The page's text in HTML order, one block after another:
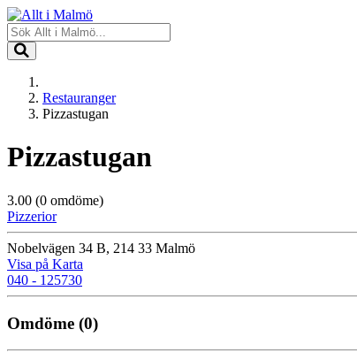
Restauranger
Pizzastugan
Pizzastugan
3.00 (0 omdöme)
Pizzerior
Nobelvägen 34 B, 214 33 Malmö
Visa på Karta
040 - 125730
Omdöme (0)